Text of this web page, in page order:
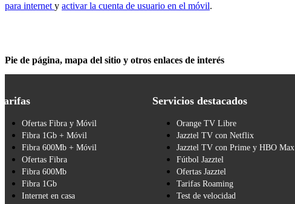
para internet y activar la cuenta de usuario en el móvil.
Pie de página, mapa del sitio y otros enlaces de interés
Ofertas Fibra y Móvil
Fibra 1Gb + Móvil
Fibra 600Mb + Móvil
Ofertas Fibra
Fibra 600Mb
Fibra 1Gb
Internet en casa
Servicios destacados
Orange TV Libre
Jazztel TV con Netflix
Jazztel TV con Prime y HBO Max
Fútbol Jazztel
Ofertas Jazztel
Tarifas Roaming
Test de velocidad